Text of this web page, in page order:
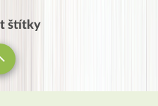
štítky